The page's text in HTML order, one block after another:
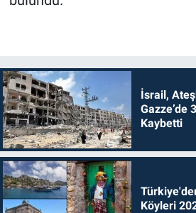
İsrail,
Gazze’de
Kaybetti
Köyleri